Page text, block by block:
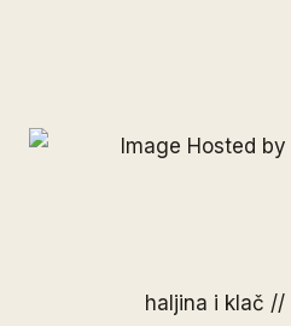
haljina i klač //